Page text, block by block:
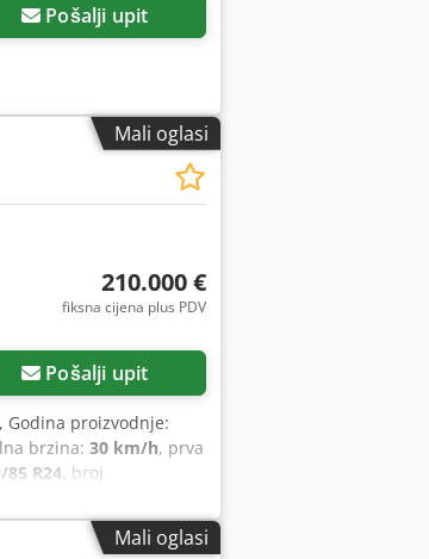
Pošalji upit
Mali oglasi
210.000 €
fiksna cijena plus PDV
Pošalji upit
, Godina proizvodnje:
brzina: 30 km/h, prva
85 R24, broj
prikolice
sa ST-rotorom Broj
Snaga: 366 kW (497
Mali oglasi